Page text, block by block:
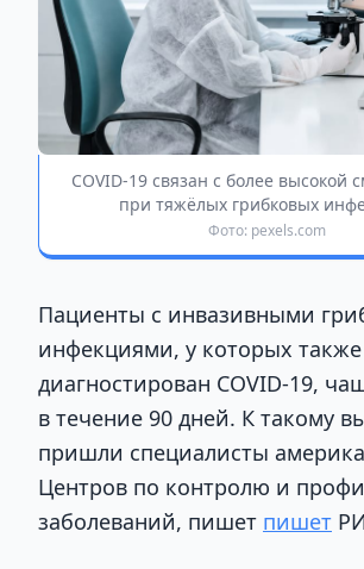
COVID-19 связан с более высокой
при тяжёлых грибковых
Фото: pexels.com
Пациенты с инвазивными
инфекциями, у которых
диагностирован COVID-19,
в течение 90 дней. К такому
пришли специалисты
Центров по контролю и
заболеваний, пишет пишет